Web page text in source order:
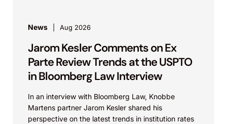
News Aug 2026
Jarom Kesler Comments on Ex
Parte Review Trends at the USPTO
in Bloomberg Law Interview
In an interview with Bloomberg Law, Knobbe
Martens partner Jarom Kesler shared his
perspective on the latest trends in institution rates